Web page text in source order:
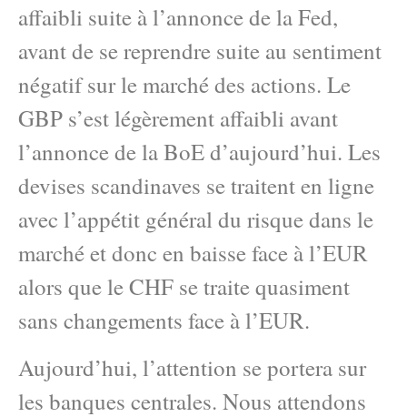
affaibli suite à l’annonce de la Fed,
avant de se reprendre suite au sentiment
négatif sur le marché des actions. Le
GBP s’est légèrement affaibli avant
l’annonce de la BoE d’aujourd’hui. Les
devises scandinaves se traitent en ligne
avec l’appétit général du risque dans le
marché et donc en baisse face à l’EUR
alors que le CHF se traite quasiment
sans changements face à l’EUR.
Aujourd’hui, l’attention se portera sur
les banques centrales. Nous attendons